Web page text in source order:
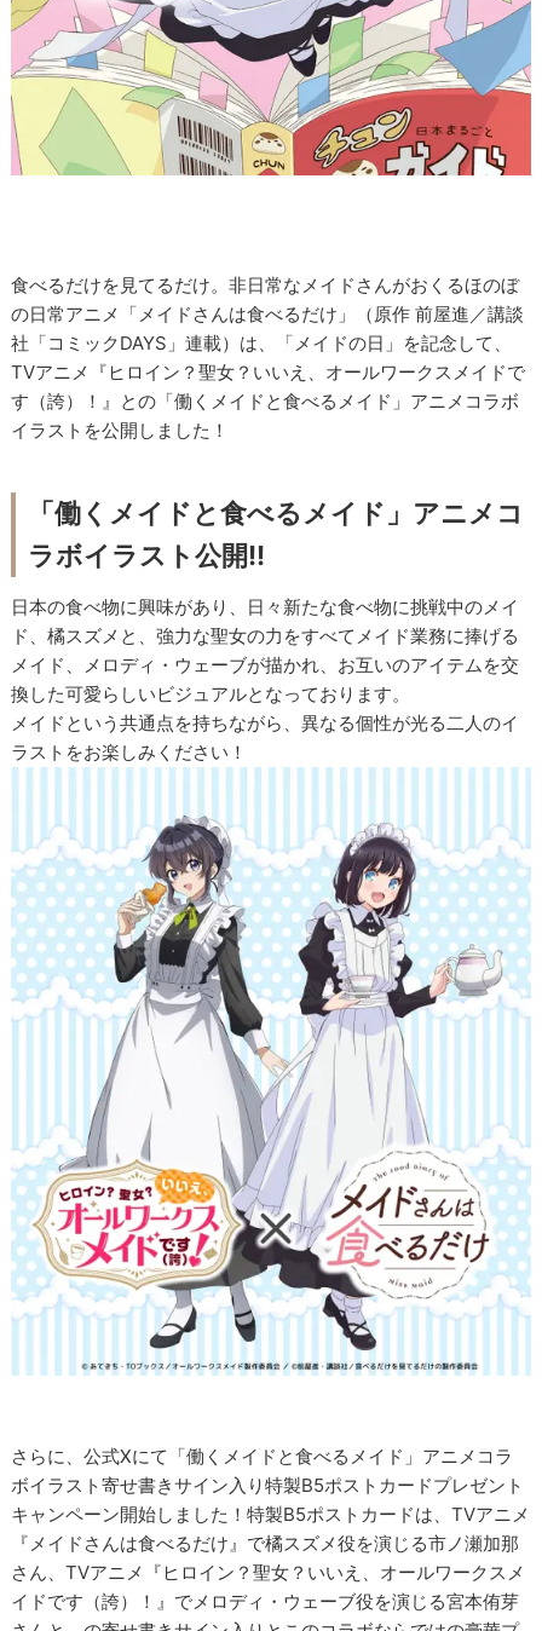
食べるだけを見てるだけ。非日常なメイドさんがおくるほのぼ
の日常アニメ「メイドさんは食べるだけ」（原作 前屋進／講談
社「コミックDAYS」連載）は、「メイドの日」を記念して、
TVアニメ『ヒロイン？聖女？いいえ、オールワークスメイドで
す（誇）！』との「働くメイドと食べるメイド」アニメコラボ
イラストを公開しました！
「働くメイドと食べるメイド」アニメコ
ラボイラスト公開!!
日本の食べ物に興味があり、日々新たな食べ物に挑戦中のメイ
ド、橘スズメと、強力な聖女の力をすべてメイド業務に捧げる
メイド、メロディ・ウェーブが描かれ、お互いのアイテムを交
換した可愛らしいビジュアルとなっております。
メイドという共通点を持ちながら、異なる個性が光る二人のイ
ラストをお楽しみください！
さらに、公式Xにて「働くメイドと食べるメイド」アニメコラ
ボイラスト寄せ書きサイン入り特製B5ポストカードプレゼント
キャンペーン開始しました！特製B5ポストカードは、TVアニメ
『メイドさんは食べるだけ』で橘スズメ役を演じる市ノ瀬加那
さん、TVアニメ『ヒロイン？聖女？いいえ、オールワークスメ
イドです（誇）！』でメロディ・ウェーブ役を演じる宮本侑芽